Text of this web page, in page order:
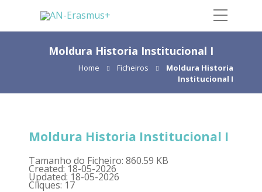
Moldura Historia Institucional I
Home Ficheiros
Moldura Historia
Institucional I
Moldura Historia Institucional I
Tamanho do Ficheiro: 860.59 KB
Created: 18-05-2026
Updated: 18-05-2026
Cliques: 17